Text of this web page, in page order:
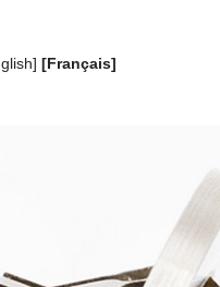
] [Français]